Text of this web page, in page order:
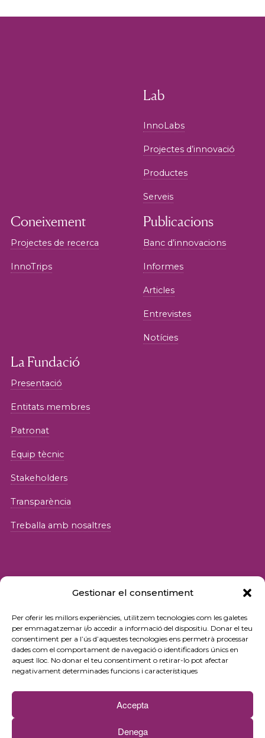
Gestionar el consentiment
Per oferir les millors experiències, utilitzem tecnologies com les galetes
per emmagatzemar i/o accedir a informació del dispositiu. Donar el teu
consentiment per a l’ús d’aquestes tecnologies ens permetrà processar
dades com el comportament de navegació o identificadors únics en
aquest lloc. No donar el teu consentiment o retirar-lo pot afectar
negativament determinades funcions i característiques
Accepta
Denega
Lab
InnoLabs
Projectes d’innovació
Productes
Serveis
Coneixement
Projectes de recerca
InnoTrips
Publicacions
Banc d’innovacions
Informes
Articles
Entrevistes
Notícies
La Fundació
Presentació
Entitats membres
Patronat
Equip tècnic
Stakeholders
Transparència
Treballa amb nosaltres
© 2026 Fundació iSocial
Política de privacitat
Condicions d’ús
Política de cookies
Contacte